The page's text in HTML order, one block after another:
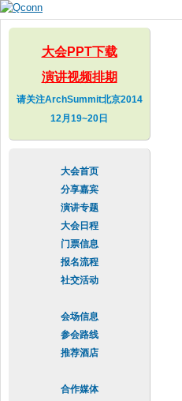
main
大会PPT下载
演讲视频排期
请关注ArchSummit北京2014
12月19~20日
大会首页
分享嘉宾
演讲专题
大会日程
门票信息
报名流程
社交活动
会场信息
参会路线
推荐酒店
合作媒体